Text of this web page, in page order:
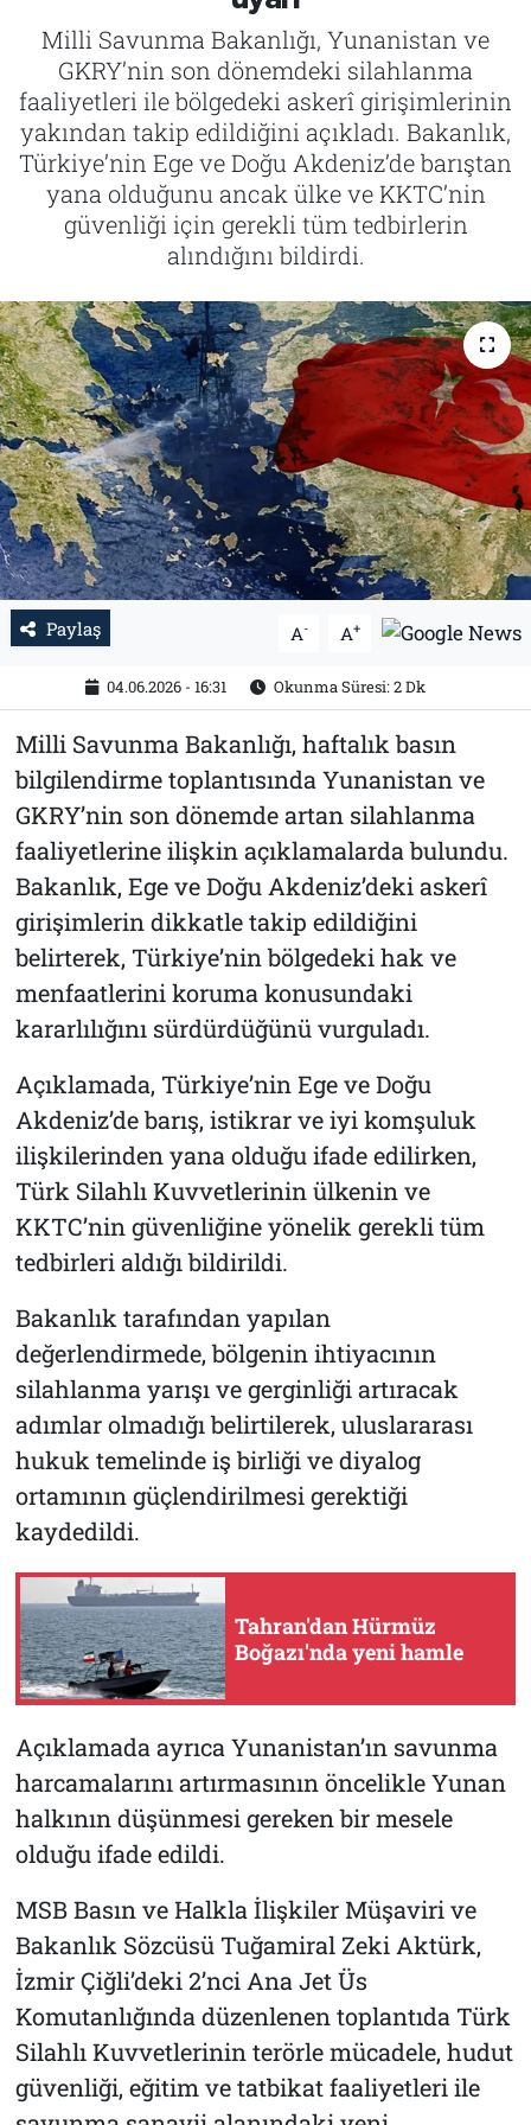
Milli Savunma Bakanlığı, Yunanistan ve
GKRY’nin son dönemdeki silahlanma
faaliyetleri ile bölgedeki askerî girişimlerinin
yakından takip edildiğini açıkladı. Bakanlık,
Türkiye’nin Ege ve Doğu Akdeniz’de barıştan
yana olduğunu ancak ülke ve KKTC’nin
güvenliği için gerekli tüm tedbirlerin
alındığını bildirdi.
Paylaş A- A+
04.06.2026 - 16:31 Okunma Süresi: 2 Dk
Milli Savunma Bakanlığı, haftalık basın
bilgilendirme toplantısında Yunanistan ve
GKRY’nin son dönemde artan silahlanma
faaliyetlerine ilişkin açıklamalarda bulundu.
Bakanlık, Ege ve Doğu Akdeniz’deki askerî
girişimlerin dikkatle takip edildiğini
belirterek, Türkiye’nin bölgedeki hak ve
menfaatlerini koruma konusundaki
kararlılığını sürdürdüğünü vurguladı.
Açıklamada, Türkiye’nin Ege ve Doğu
Akdeniz’de barış, istikrar ve iyi komşuluk
ilişkilerinden yana olduğu ifade edilirken,
Türk Silahlı Kuvvetlerinin ülkenin ve
KKTC’nin güvenliğine yönelik gerekli tüm
tedbirleri aldığı bildirildi.
Bakanlık tarafından yapılan
değerlendirmede, bölgenin ihtiyacının
silahlanma yarışı ve gerginliği artıracak
adımlar olmadığı belirtilerek, uluslararası
hukuk temelinde iş birliği ve diyalog
ortamının güçlendirilmesi gerektiği
kaydedildi.
Tahran'dan Hürmüz
Boğazı'nda yeni hamle
Açıklamada ayrıca Yunanistan’ın savunma
harcamalarını artırmasının öncelikle Yunan
halkının düşünmesi gereken bir mesele
olduğu ifade edildi.
MSB Basın ve Halkla İlişkiler Müşaviri ve
Bakanlık Sözcüsü Tuğamiral Zeki Aktürk,
İzmir Çiğli’deki 2’nci Ana Jet Üs
Komutanlığında düzenlenen toplantıda Türk
Silahlı Kuvvetlerinin terörle mücadele, hudut
güvenliği, eğitim ve tatbikat faaliyetleri ile
Tarih
İletişim
Künye